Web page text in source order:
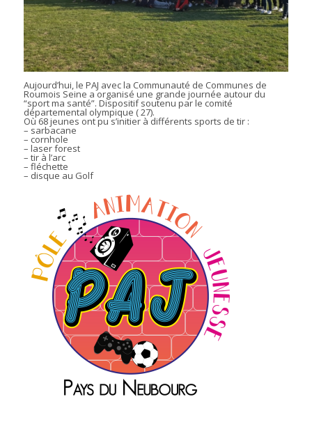
Aujourd’hui, le PAJ avec la Communauté de Communes de
Roumois Seine a organisé une grande journée autour du
“sport ma santé”. Dispositif soutenu par le comité
départemental olympique ( 27).
Où 68 jeunes ont pu s’initier à différents sports de tir :
– sarbacane
– cornhole
– laser forest
– tir à l’arc
– fléchette
– disque au Golf